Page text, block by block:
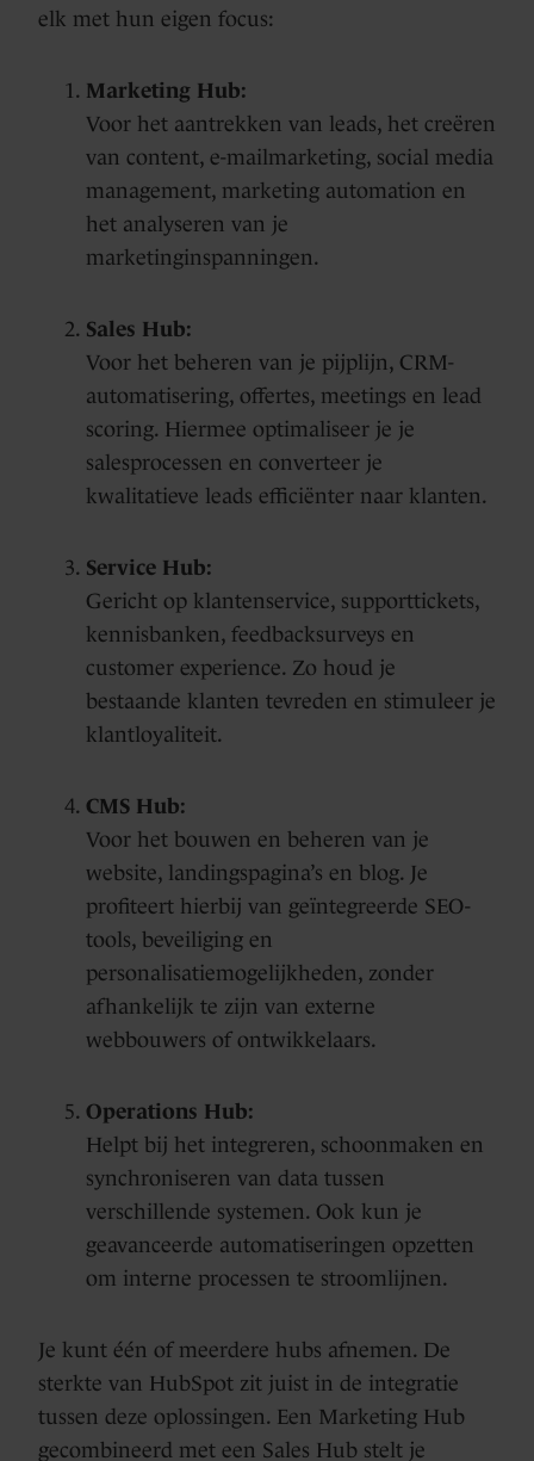
elk met hun eigen focus:
Marketing Hub:
Voor het aantrekken van leads, het creëren
van content, e-mailmarketing, social media
management, marketing automation en
het analyseren van je
marketinginspanningen.
Sales Hub:
Voor het beheren van je pijplijn, CRM-
automatisering, offertes, meetings en lead
scoring. Hiermee optimaliseer je je
salesprocessen en converteer je
kwalitatieve leads efficiënter naar klanten.
Service Hub:
Gericht op klantenservice, supporttickets,
kennisbanken, feedbacksurveys en
customer experience. Zo houd je
bestaande klanten tevreden en stimuleer je
klantloyaliteit.
CMS Hub:
Voor het bouwen en beheren van je
website, landingspagina’s en blog. Je
profiteert hierbij van geïntegreerde SEO-
tools, beveiliging en
personalisatiemogelijkheden, zonder
afhankelijk te zijn van externe
webbouwers of ontwikkelaars.
Operations Hub:
Helpt bij het integreren, schoonmaken en
synchroniseren van data tussen
verschillende systemen. Ook kun je
geavanceerde automatiseringen opzetten
om interne processen te stroomlijnen.
Je kunt één of meerdere hubs afnemen. De
sterkte van HubSpot zit juist in de integratie
tussen deze oplossingen. Een Marketing Hub
gecombineerd met een Sales Hub stelt je